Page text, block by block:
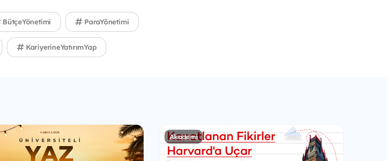
BütçeYönetimi ParaYönetimi
KariyerineYatırımYap
Akademi